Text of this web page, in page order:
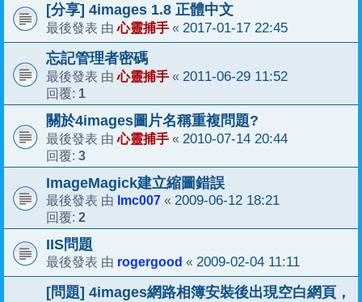
[分享] 4images 1.8 正體中文
最後發表 由心靈捕手 « 2017-01-17 22:45
忘記管理者密碼
最後發表 由心靈捕手 « 2011-06-29 11:52
回覆: 1
關於4images圖片名稱重複問題?
最後發表 由心靈捕手 « 2010-07-14 20:44
回覆: 3
ImageMagick建立縮圖錯誤
最後發表 由 lmc007 « 2009-06-12 18:21
回覆: 2
IIS問題
最後發表 由 rogergood « 2009-02-04 11:11
[問題] 4images網路相簿安裝後出現空白網頁，